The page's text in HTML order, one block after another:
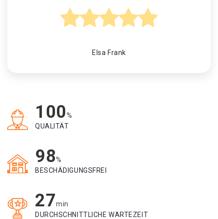
Elsa Frank
100%
QUALITÄT
98%
BESCHÄDIGUNGSFREI
27min
DURCHSCHNITTLICHE WARTEZEIT